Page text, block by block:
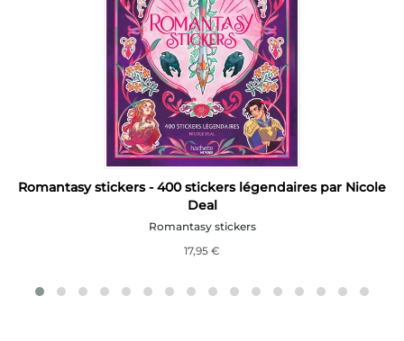
Romantasy stickers - 400 stickers légendaires par Nicole
Deal
Romantasy stickers
17,95 €